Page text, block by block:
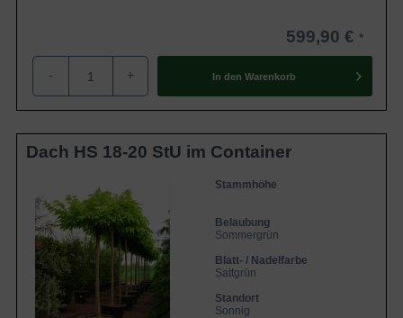
599,90 €
- + In den Warenkorb
Dach HS 18-20 StU im Container
Stammhöhe
Belaubung
Sommergrün
Blatt- / Nadelfarbe
Sattgrün
Standort
Sonnig